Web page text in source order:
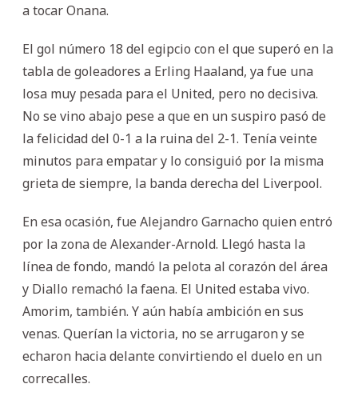
a tocar Onana.
El gol número 18 del egipcio con el que superó en la
tabla de goleadores a Erling Haaland, ya fue una
losa muy pesada para el United, pero no decisiva.
No se vino abajo pese a que en un suspiro pasó de
la felicidad del 0-1 a la ruina del 2-1. Tenía veinte
minutos para empatar y lo consiguió por la misma
grieta de siempre, la banda derecha del Liverpool.
En esa ocasión, fue Alejandro Garnacho quien entró
por la zona de Alexander-Arnold. Llegó hasta la
línea de fondo, mandó la pelota al corazón del área
y Diallo remachó la faena. El United estaba vivo.
Amorim, también. Y aún había ambición en sus
venas. Querían la victoria, no se arrugaron y se
echaron hacia delante convirtiendo el duelo en un
correcalles.